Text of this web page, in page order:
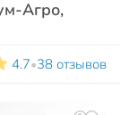
Агро,
4.7•38 отзывов